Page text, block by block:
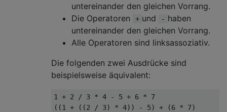
untereinander den gleichen Vorrang.
Die Operatoren
+ und - haben
untereinander den gleichen Vorrang.
Alle Operatoren sind linksassoziativ.
Die folgenden zwei Ausdrücke sind
beispielsweise äquivalent:
1 + 2 / 3 * 4 - 5 + 6 * 7